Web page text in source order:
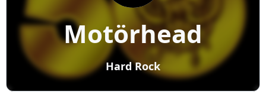
Motörhead
Hard Rock